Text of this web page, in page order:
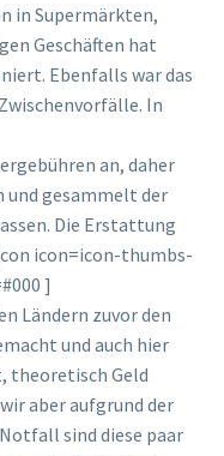
in Supermärkten,
Geschäften hat
Ebenfalls war das
In
an, daher
und gesammelt der
Die Erstattung
icon=icon-thumbs-
]
Ländern zuvor den
und auch hier
theoretisch Geld
aber aufgrund der
sind diese paar